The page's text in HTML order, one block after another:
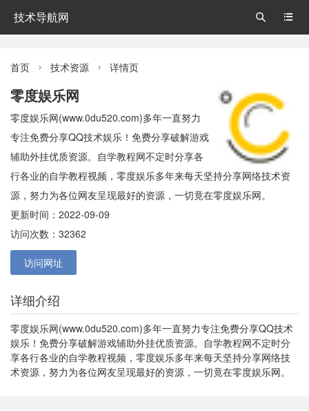
技术导航网 

首页  技术资源  详情页
零度娱乐网
零度娱乐网(www.0du520.com)多年一直努力
专注免费分享QQ技术娱乐！免费分享破解游戏
辅助外挂优质资源。自学教程网不定时分享各
行各业的自学教程视频，零度娱乐多年来每天坚持分享网络技术资
源，努力为各位网友呈现最好的资源，一切竟在零度娱乐网。
更新时间：2022-09-09
访问次数：32362
访问网址
详细介绍
零度娱乐网(www.0du520.com)多年一直努力专注免费分享QQ技术
娱乐！免费分享破解游戏辅助外挂优质资源。自学教程网不定时分
享各行各业的自学教程视频，零度娱乐多年来每天坚持分享网络技
术资源，努力为各位网友呈现最好的资源，一切竟在零度娱乐网。